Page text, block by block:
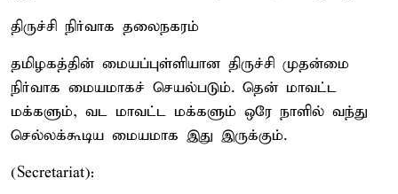
திருச்சி நிர்வாக தலைநகரம்
தமிழகத்தின் மையப்புள்ளியான திருச்சி முதன்மை
நிர்வாக மையமாகச் செயல்படும். தென் மாவட்ட
மக்களும், வட மாவட்ட மக்களும் ஒரே நாளில் வந்து
செல்லக்கூடிய மையமாக இது இருக்கும்.
(Secretariat):